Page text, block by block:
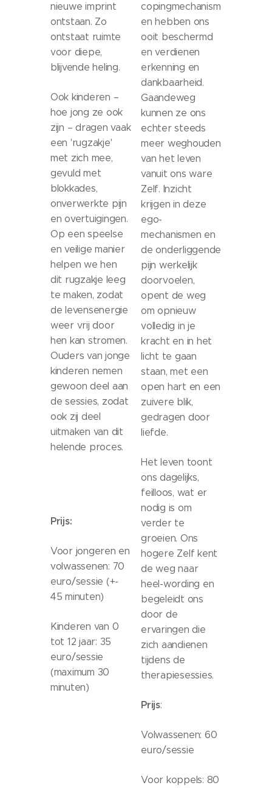
nieuwe imprint
ontstaan. Zo
ontstaat ruimte
voor diepe,
blijvende heling.
Ook kinderen –
hoe jong ze ook
zijn – dragen vaak
een 'rugzakje'
met zich mee,
gevuld met
blokkades,
onverwerkte pijn
en overtuigingen.
Op een speelse
en veilige manier
helpen we hen
dit rugzakje leeg
te maken, zodat
de levensenergie
weer vrij door
hen kan stromen.
Ouders van jonge
kinderen nemen
gewoon deel aan
de sessies, zodat
ook zij deel
uitmaken van dit
helende proces.
Prijs:
Voor jongeren en
volwassenen: 70
euro/sessie (+-
45 minuten)
Kinderen van 0
tot 12 jaar: 35
euro/sessie
(maximum 30
minuten)
copingmechanism
en hebben ons
ooit beschermd
en verdienen
erkenning en
dankbaarheid.
Gaandeweg
kunnen ze ons
echter steeds
meer weghouden
van het leven
vanuit ons ware
Zelf. Inzicht
krijgen in deze
ego-
mechanismen en
de onderliggende
pijn werkelijk
doorvoelen,
opent de weg
om opnieuw
volledig in je
kracht en in het
licht te gaan
staan, met een
open hart en een
zuivere blik,
gedragen door
liefde.
Het leven toont
ons dagelijks,
feilloos, wat er
nodig is om
verder te
groeien. Ons
hogere Zelf kent
de weg naar
heel-wording en
begeleidt ons
door de
ervaringen die
zich aandienen
tijdens de
therapiesessies.
Prijs:
Volwassenen: 60
euro/sessie
Voor koppels: 80